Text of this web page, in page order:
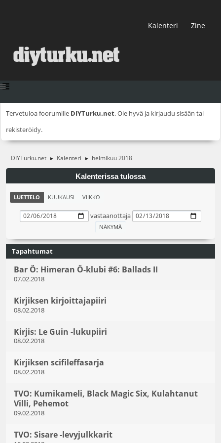
Kalenteri Zine
Tervetuloa foorumille DIYTurku.net. Ole hyvä ja kirjaudu sisään tai
rekisteröidy.
DIYTurku.net ► Kalenteri ► helmikuu 2018
Kalenterissa tulossa
LUETTELO KUUKAUSI VIIKKO
vastaanottaja
Tapahtumat
Bar Ö: Himeran Ö-klubi #6: Ballads II
07.02.2018
Kirjiksen kirjoittajapiiri
08.02.2018
Kirjis: Le Guin -lukupiiri
08.02.2018
Kirjiksen scifileffasarja
08.02.2018
TVO: Kumikameli, Black Magic Six, Kulahtanut
Villi, Pehemot
09.02.2018
TVO: Sisare -levyjulkkarit